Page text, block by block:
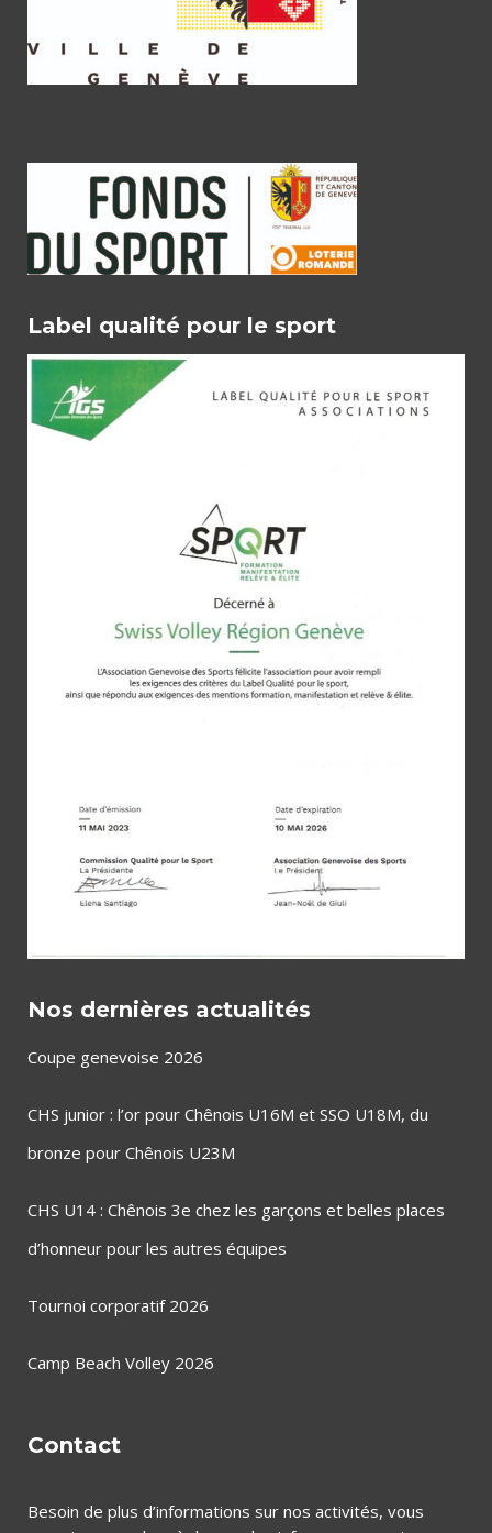
Label qualité pour le sport
Nos dernières actualités
Coupe genevoise 2026
CHS junior : l’or pour Chênois U16M et SSO U18M, du
bronze pour Chênois U23M
CHS U14 : Chênois 3e chez les garçons et belles places
d’honneur pour les autres équipes
Tournoi corporatif 2026
Camp Beach Volley 2026
Contact
Besoin de plus d’informations sur nos activités, vous